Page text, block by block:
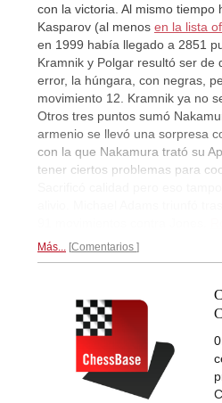
con la victoria. Al mismo tiempo
Kasparov (al menos en la lista
en 1999 había llegado a 2851
Kramnik y Polgar resultó ser de
error, la húngara, con negras,
movimiento 12. Kramnik ya no
Otros tres puntos sumó
armenio se llevó una sorpresa
con la que Nakamura trató su
tener ciertos problemas para
Más... Comentarios